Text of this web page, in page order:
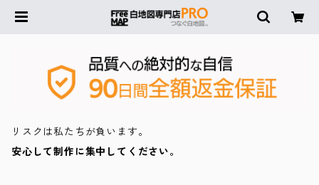
リスクは私たちが負います。
安心して制作に集中してください。